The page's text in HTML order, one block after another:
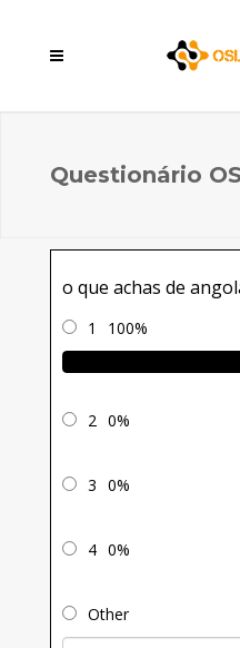
Questionário
o que achas de
1 100%
2 0%
3 0%
4 0%
Other